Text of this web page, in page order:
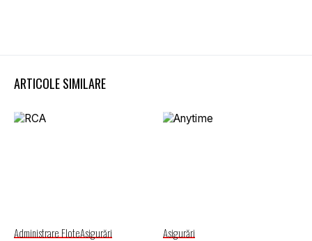
ARTICOLE SIMILARE
Administrare FloteAsigurări Asigurări